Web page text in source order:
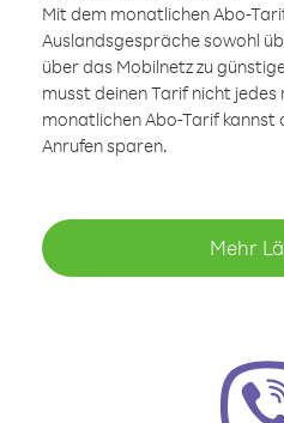
Mit dem monatlichen Abo-
Auslandsgespräche sowohl
über das Mobilnetz zu
musst deinen Tarif nicht
monatlichen Abo-Tarif
Anrufen sparen.
Mehr